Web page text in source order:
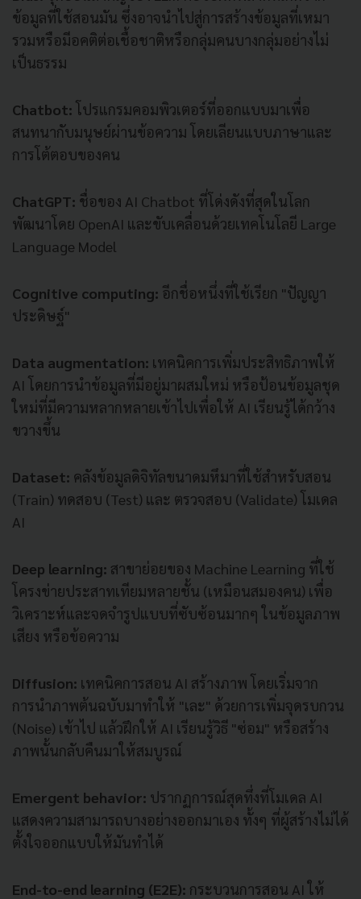
ข้อมูลที่ใช้สอนมัน ซึ่งอาจนำไปสู่การสร้างข้อมูลที่เหมา
รวมหรือมีอคติต่อเชื้อชาติหรือกลุ่มคนบางกลุ่มอย่างไม่
เป็นธรรม
Chatbot: โปรแกรมคอมพิวเตอร์ที่ออกแบบมาเพื่อ
สนทนากับมนุษย์ผ่านข้อความ โดยเลียนแบบภาษาและ
การโต้ตอบของคน
ChatGPT: ชื่อของ AI Chatbot ที่โด่งดังที่สุดในโลก
พัฒนาโดย OpenAI และขับเคลื่อนด้วยเทคโนโลยี Large
Language Model
Cognitive computing: อีกชื่อหนึ่งที่ใช้เรียก "ปัญญา
ประดิษฐ์"
Data augmentation: เทคนิคการเพิ่มประสิทธิภาพให้
AI โดยการนำข้อมูลที่มีอยู่มาผสมใหม่ หรือป้อนข้อมูลชุด
ใหม่ที่มีความหลากหลายเข้าไปเพื่อให้ AI เรียนรู้ได้กว้าง
ขวางขึ้น
Dataset: คลังข้อมูลดิจิทัลขนาดมหึมาที่ใช้สำหรับสอน
(Train) ทดสอบ (Test) และ ตรวจสอบ (Validate) โมเดล
AI
Deep learning: สาขาย่อยของ Machine Learning ที่ใช้
โครงข่ายประสาทเทียมหลายชั้น (เหมือนสมองคน) เพื่อ
วิเคราะห์และจดจำรูปแบบที่ซับซ้อนมากๆ ในข้อมูลภาพ
เสียง หรือข้อความ
Diffusion: เทคนิคการสอน AI สร้างภาพ โดยเริ่มจาก
การนำภาพต้นฉบับมาทำให้ "เละ" ด้วยการเพิ่มจุดรบกวน
(Noise) เข้าไป แล้วฝึกให้ AI เรียนรู้วิธี "ซ่อม" หรือสร้าง
ภาพนั้นกลับคืนมาให้สมบูรณ์
Emergent behavior: ปรากฏการณ์สุดทึ่งที่โมเดล AI
แสดงความสามารถบางอย่างออกมาเอง ทั้งๆ ที่ผู้สร้างไม่ได้
ตั้งใจออกแบบให้มันทำได้
End-to-end learning (E2E): กระบวนการสอน AI ให้